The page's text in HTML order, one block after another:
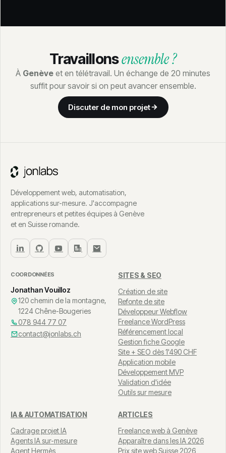
Travaillonsensemble ?
À Genève et en télétravail. Un échange de 20 minutes
suffit pour savoir si on peut avancer ensemble.
Discuter de mon projet
Développement web, automatisation,
applications sur-mesure. J'accompagne
entrepreneurs et petites équipes à Genève
et en Suisse romande.
COORDONNÉES
Jonathan Vouilloz
120 chemin de la montagne,
1224 Chêne-Bougeries
078 944 77 07
contact@jonlabs.ch
SITES & SEO
Création de site
Refonte de site
Développeur Webflow
Freelance WordPress
Référencement local
Gestion fiche Google
Site + SEO dès 1'490 CHF
Application mobile
Développement MVP
Validation d'idée
Outils sur mesure
IA & AUTOMATISATION
Cadrage projet IA
Agents IA sur-mesure
Agent Hermès
ARTICLES
Freelance web à Genève
Apparaître dans les IA 2026
Prix site web Suisse 2026